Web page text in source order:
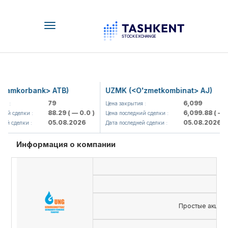
Toggle
ATB)
79
сделки : 88.29( — 0.0 )
сделки : 05.08.2026
UZMK (<O'zmetkombinat> AJ)
Цена закрытия : 6,099
Цена последний сделки : 6,099.88( —
Дата последней сделки : 05.08.2026
Информация о компании
Простые акции